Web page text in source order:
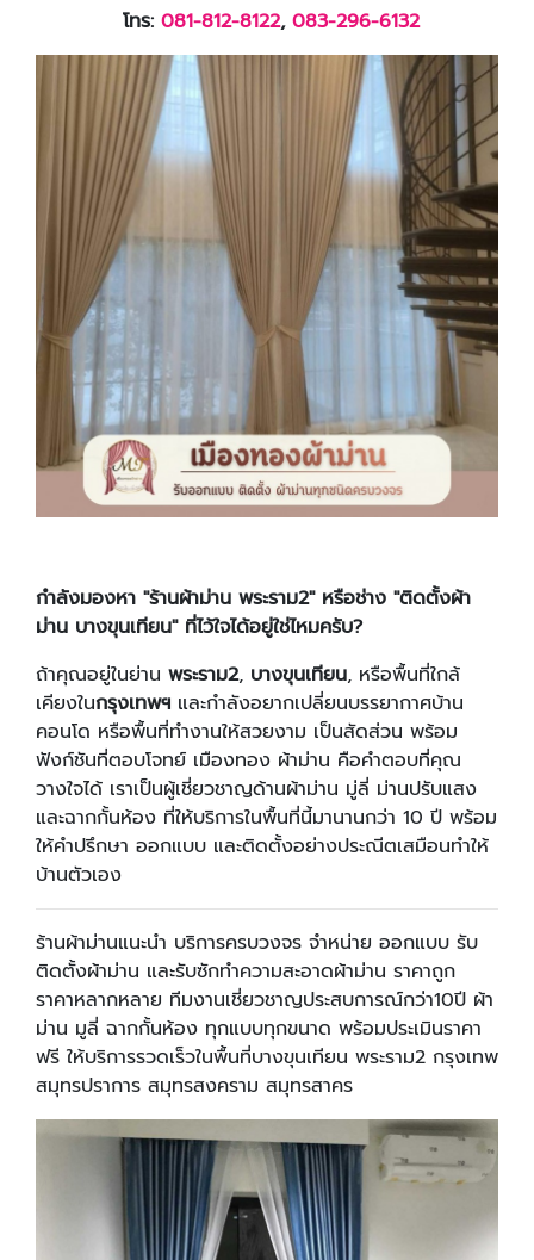
โทร: 081-812-8122, 083-296-6132
กำลังมองหา "ร้านผ้าม่าน พระราม2" หรือช่าง "ติดตั้งผ้า
ม่าน บางขุนเทียน" ที่ไว้ใจได้อยู่ใช่ไหมครับ?
ถ้าคุณอยู่ในย่าน พระราม2, บางขุนเทียน, หรือพื้นที่ใกล้
เคียงในกรุงเทพฯ และกำลังอยากเปลี่ยนบรรยากาศบ้าน
คอนโด หรือพื้นที่ทำงานให้สวยงาม เป็นสัดส่วน พร้อม
ฟังก์ชันที่ตอบโจทย์ เมืองทอง ผ้าม่าน คือคำตอบที่คุณ
วางใจได้ เราเป็นผู้เชี่ยวชาญด้านผ้าม่าน มู่ลี่ ม่านปรับแสง
และฉากกั้นห้อง ที่ให้บริการในพื้นที่นี้มานานกว่า 10 ปี พร้อม
ให้คำปรึกษา ออกแบบ และติดตั้งอย่างประณีตเสมือนทำให้
บ้านตัวเอง
ร้านผ้าม่านแนะนำ บริการครบวงจร จำหน่าย ออกแบบ รับ
ติดตั้งผ้าม่าน และรับซักทำความสะอาดผ้าม่าน ราคาถูก
ราคาหลากหลาย ทีมงานเชี่ยวชาญประสบการณ์กว่า10ปี ผ้า
ม่าน มูลี่ ฉากกั้นห้อง ทุกแบบทุกขนาด พร้อมประเมินราคา
ฟรี ให้บริการรวดเร็วในพื้นที่บางขุนเทียน พระราม2 กรุงเทพ
สมุทรปราการ สมุทรสงคราม สมุทรสาคร